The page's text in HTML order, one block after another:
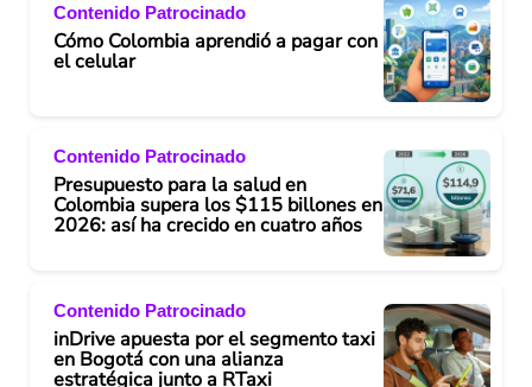
Contenido Patrocinado
Cómo Colombia aprendió a pagar con
el celular
Contenido Patrocinado
Presupuesto para la salud en
Colombia supera los $115 billones en
2026: así ha crecido en cuatro años
Contenido Patrocinado
inDrive apuesta por el segmento taxi
en Bogotá con una alianza
estratégica junto a RTaxi